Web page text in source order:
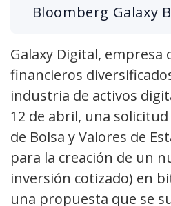
Bloomberg Galaxy
Galaxy Digital, empresa
financieros
industria de activos
12 de abril, una
de Bolsa y Valores de
para la creación de un
inversión cotizado) en
una propuesta que se